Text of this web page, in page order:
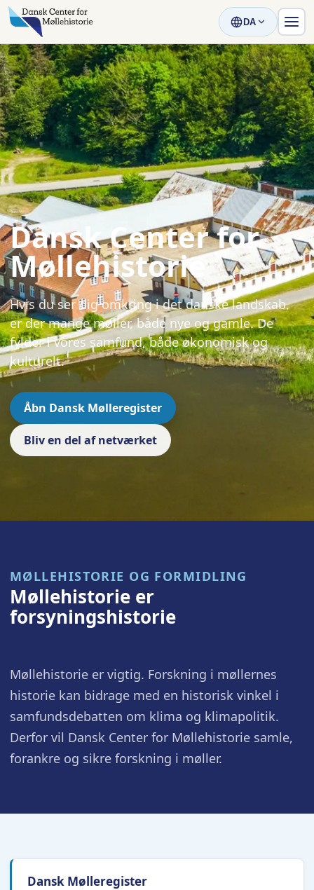
DA
Dansk Center for
Møllehistorie
Hvis du ser dig omkring i det danske landskab,
er der mange møller, både nye og gamle. De
fylder i vores samfund, både økonomisk og
kulturelt.
Åbn Dansk Mølleregister
Bliv en del af netværket
MØLLEHISTORIE OG FORMIDLING
Møllehistorie er
forsyningshistorie
Møllehistorie er vigtig. Forskning i møllernes
historie kan bidrage med en historisk vinkel i
samfundsdebatten om klima og klimapolitik.
Derfor vil Dansk Center for Møllehistorie samle,
forankre og sikre forskning i møller.
Dansk Mølleregister